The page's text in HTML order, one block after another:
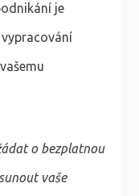
je
o bezplatnou
vaše